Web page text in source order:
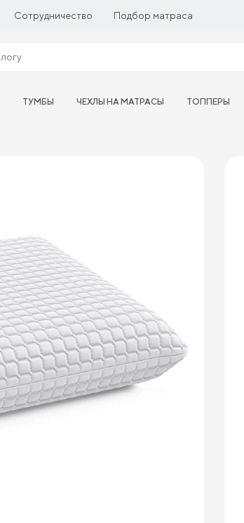
Сотрудничество Подбор матраса
ТУМБЫ ЧЕХЛЫ НА МАТРАСЫ ТОППЕРЫ